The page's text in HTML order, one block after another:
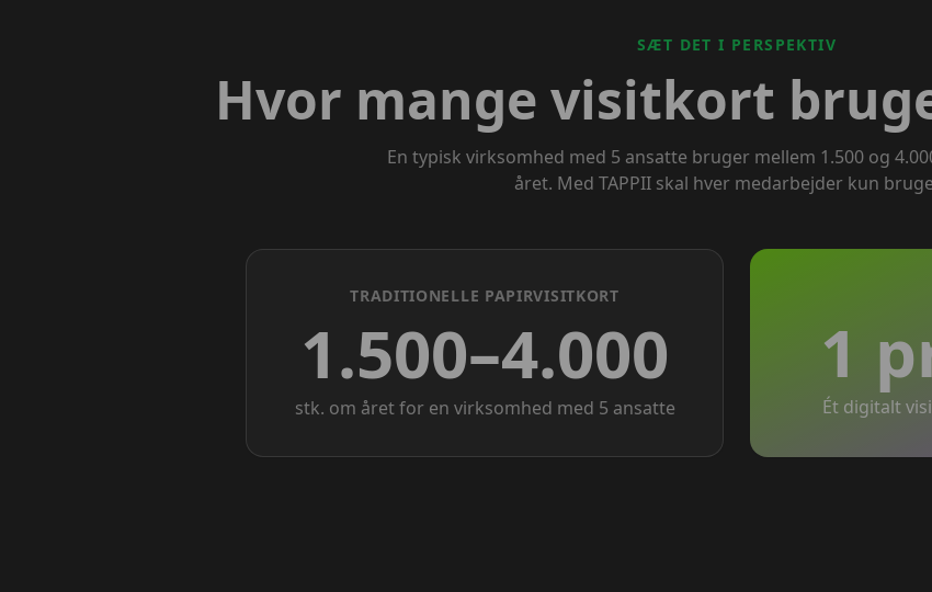
SÆT DET I PERSPEKTIV
Hvor mange visitkort
En typisk virksomhed med 5 ansatte bruger mellem 1.500 og
året. Med TAPPII skal hver medarbejder kun
TRADITIONELLE PAPIRVISITKORT
1.500–4.000
stk. om året for en virksomhed med 5 ansatte
1
Ét digitalt